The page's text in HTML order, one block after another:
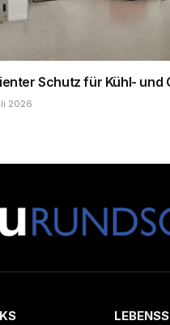
Schutz für Kühl- und
2026